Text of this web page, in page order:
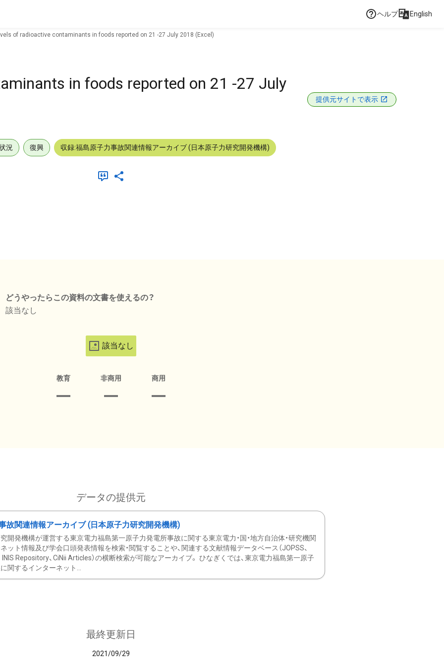
ヘルプ English
of radioactive contaminants in foods reported on 21 -27 July 2018 (Excel)
in foods reported on 21 -27 July
提供元サイトで表示
況 復興 収録:福島原子力事故関連情報アーカイブ (日本原子力研究開発機構)
どうやったらこの資料の文書を使えるの？
該当なし
該当なし
教育 非商用 商用
データの提供元
故関連情報アーカイブ (日本原子力研究開発機構)
開発機構が運営する東京電力福島第一原子力発電所事故に関する東京電力・国・地方自治体・研究機関
ット情報及び学会口頭発表情報を検索・閲覧することや、関連する文献情報データベース（JOPSS、
INIS Repository、CiNii Articles）の横断検索が可能なアーカイブ。 ひなぎくでは、東京電力福島第一原子
関するインターネット...
最終更新日
2021/09/29